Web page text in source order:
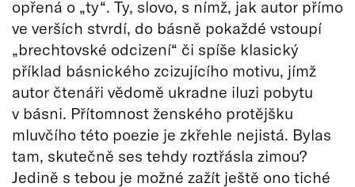
opřená o „ty“. Ty, slovo, s nímž, jak autor přímo
ve verších stvrdí, do básně pokaždé vstoupí
„brechtovské odcizení“ či spíše klasický
příklad básnického zcizujícího motivu, jímž
autor čtenáři vědomě ukradne iluzi pobytu
v básni. Přítomnost ženského protějšku
mluvčího této poezie je zkřehle nejistá. Bylas
tam, skutečně ses tehdy roztřásla zimou?
Jedině s tebou je možné zažít ještě ono tiché